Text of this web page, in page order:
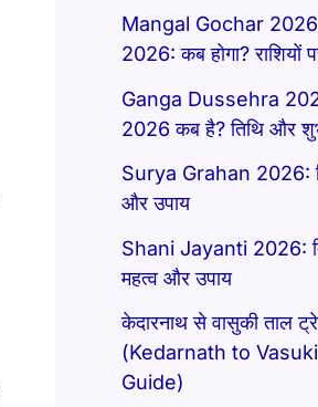
Mangal Gochar 2026
2026: कब होगा? राशियों
Ganga Dussehra
2026 कब है? तिथि और
Surya Grahan 2026:
और उपाय
Shani Jayanti 2026:
महत्व और उपाय
केदारनाथ से वासुकी ताल
(Kedarnath to
Guide)